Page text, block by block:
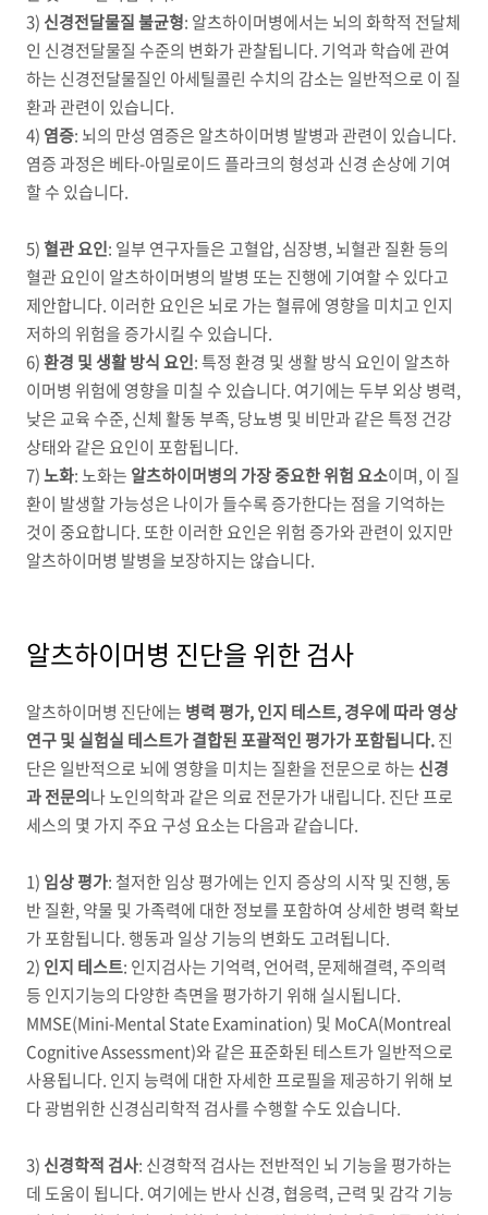
3) 신경전달물질 불균형: 알츠하이머병에서는 뇌의 화학적 전달체
인 신경전달물질 수준의 변화가 관찰됩니다. 기억과 학습에 관여
하는 신경전달물질인 아세틸콜린 수치의 감소는 일반적으로 이 질
환과 관련이 있습니다.
4) 염증: 뇌의 만성 염증은 알츠하이머병 발병과 관련이 있습니다.
염증 과정은 베타-아밀로이드 플라크의 형성과 신경 손상에 기여
할 수 있습니다.
5)혈관 요인: 일부 연구자들은 고혈압, 심장병, 뇌혈관 질환 등의
혈관 요인이 알츠하이머병의 발병 또는 진행에 기여할 수 있다고
제안합니다. 이러한 요인은 뇌로 가는 혈류에 영향을 미치고 인지
저하의 위험을 증가시킬 수 있습니다.
6)환경 및 생활 방식 요인:특정 환경 및 생활 방식 요인이 알츠하
이머병 위험에 영향을 미칠 수 있습니다. 여기에는 두부 외상 병력,
낮은 교육 수준, 신체 활동 부족, 당뇨병 및 비만과 같은 특정 건강
상태와 같은 요인이 포함됩니다.
7)노화: 노화는 알츠하이머병의 가장 중요한 위험 요소이며, 이 질
환이 발생할 가능성은 나이가 들수록 증가한다는 점을 기억하는
것이 중요합니다.또한 이러한 요인은 위험 증가와 관련이 있지만
알츠하이머병 발병을 보장하지는 않습니다.
알츠하이머병 진단을 위한 검사
알츠하이머병 진단에는 병력 평가,인지 테스트,경우에 따라 영상
연구 및 실험실 테스트가 결합된 포괄적인 평가가 포함됩니다.진
단은 일반적으로 뇌에 영향을 미치는 질환을 전문으로 하는 신경
과 전문의나 노인의학과 같은 의료 전문가가 내립니다. 진단 프로
세스의 몇 가지 주요 구성 요소는 다음과 같습니다.
1) 임상 평가: 철저한 임상 평가에는 인지 증상의 시작 및 진행, 동
반 질환, 약물 및 가족력에 대한 정보를 포함하여 상세한 병력 확보
가 포함됩니다.행동과 일상 기능의 변화도 고려됩니다.
2) 인지 테스트: 인지검사는 기억력, 언어력,문제해결력, 주의력
등 인지기능의 다양한 측면을 평가하기 위해 실시됩니다.
MMSE(Mini-Mental State Examination) 및 MoCA(Montreal
Cognitive Assessment)와 같은 표준화된 테스트가 일반적으로
사용됩니다. 인지 능력에 대한 자세한 프로필을 제공하기 위해 보
다 광범위한 신경심리학적 검사를 수행할 수도 있습니다.
3) 신경학적 검사: 신경학적 검사는 전반적인 뇌 기능을 평가하는
데 도움이 됩니다. 여기에는 반사 신경,협응력,근력 및 감각 기능